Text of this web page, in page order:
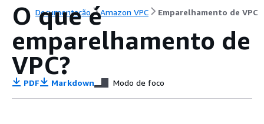
Documentação Amazon VPC Emparelhamento de VPC
O que é
emparelhamento de
VPC?
PDF Markdown Modo de foco